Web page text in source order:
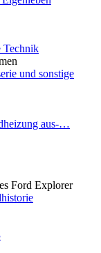
Technik
und sonstige
aus-…
Ford Explorer